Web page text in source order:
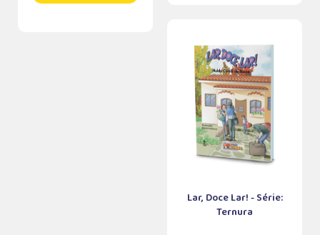
Lar, Doce Lar! - Série:
Ternura